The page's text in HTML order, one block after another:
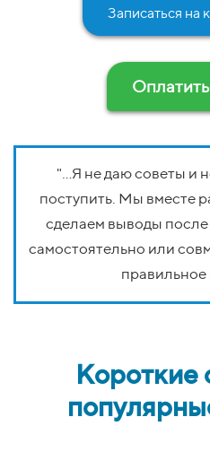
Записаться на
"...Я не даю советы и
поступить. Мы вместе
сделаем выводы
самостоятельно или
Короткие